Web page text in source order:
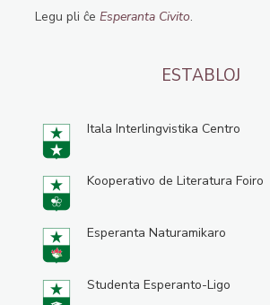
Legu pli ĉe Esperanta Civito.
ESTABLOJ
Itala Interlingvistika Centro
Kooperativo de Literatura Foiro
Esperanta Naturamikaro
Studenta Esperanto-Ligo